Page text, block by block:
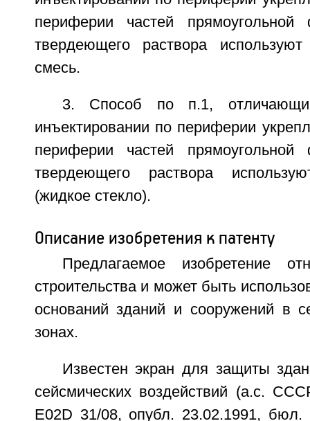
периферии частей
твердеющего раствора используют
смесь.
3. Способ по п.1,
инъектировании по периферии
периферии частей
твердеющего раствора
(жидкое стекло).
Описание изобретения к патенту
Предлагаемое изобретение
строительства и может быть
оснований зданий и сооружений в
зонах.
Известен экран для защиты
сейсмических воздействий (а.с.
E02D 31/08, опубл. 23.02.1991,